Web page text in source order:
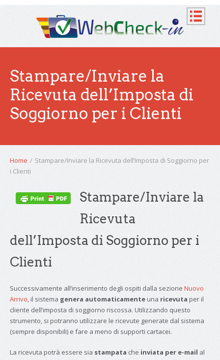
Stampare/Inviare la
Ricevuta dell’Imposta di
Soggiorno per i Clienti
Home / Stampare/Inviare la Ricevuta dell’Imposta di Soggiorno per
i Clienti
Stampare/Inviare la
Ricevuta
dell’Imposta di Soggiorno per i
Clienti
Successivamente all’inserimento degli ospiti dalla sezione Nuovo
Arrivo, il sistema genera automaticamente una ricevuta per il
cliente dell’imposta di soggiorno riscossa. Utilizzando questo
strumento, si potranno utilizzare le ricevute generate dal sistema
(sempre disponibili) e fare a meno di supporti cartacei.
La ricevuta potrà essere sia stampata che inviata per e-mail al